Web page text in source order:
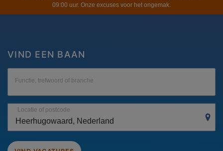
09:00 uur. Onze excuses voor het ongemak.
VIND EEN BAAN
Functie, trefwoord of branche
Locatie of postcode